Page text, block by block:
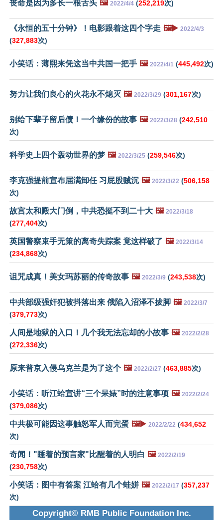
丧命是因为多长一根舌头 🖼️ 2022/4/4 (252,219次)
《永恒的五十分钟》！电影跟着这四个字走 🖼️▶️ 2022/4/3
(327,883次)
小笑话：薄熙来凭这当中共国一把手 🖼️ 2022/4/1 (445,492次)
努力让我们良心的火花永不熄灭 🖼️ 2022/3/29 (301,167次)
别给下辈子留后债！一个缘份的故事 🖼️ 2022/3/28 (242,510
次)
科学史上四个轰动世界的梦 🖼️ 2022/3/25 (259,546次)
李克强提前宣布届满卸任 习屁股贼沉 🖼️ 2022/3/22 (506,158
次)
故宫太和殿大门倒，中共恐挺不到二十大 🖼️ 2022/3/18
(277,404次)
英国警察束手无策的离奇失踪案 竟这样破了 🖼️ 2022/3/14
(234,868次)
诅咒成真！美女玛苏丽的传奇故事 🖼️ 2022/3/9 (243,538次)
中共部级强奸犯被抖落出来 俄陷入沼泽不拔脚 🖼️ 2022/3/7
(379,773次)
人间是地狱的入口！几个我无法忘却的小故事 🖼️ 2022/2/28
(272,336次)
原来普京入侵乌克兰是为了这个 🖼️ 2022/2/27 (463,885次)
小笑话：听江蛤宣讲“三个呆婊”时的注意事项 🖼️ 2022/2/24
(379,086次)
中共极可能因这事触怒军人而完蛋 🖼️▶️ 2022/2/22 (434,652
次)
奇闻！"睡着的预言家"比醒着的人明白 🖼️ 2022/2/19
(230,758次)
小笑话：图中有答案 江蛤有几个蛙姘 🖼️ 2022/2/17 (357,237
次)
Copyright© RMB Public Foundation Inc.